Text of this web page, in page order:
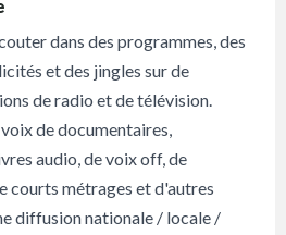
dans des programmes, des
et des jingles sur de
de radio et de télévision.
voix de documentaires,
audio, de voix off, de
courts métrages et d'autres
diffusion nationale / locale /